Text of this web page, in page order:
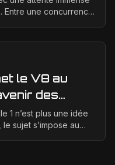
Entre une concurrence
le V8 au
des
1 n’est plus une idée
sujet s’impose au